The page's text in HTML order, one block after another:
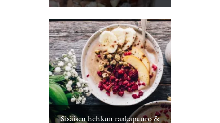
Sisäisen hehkun raakapuuro &